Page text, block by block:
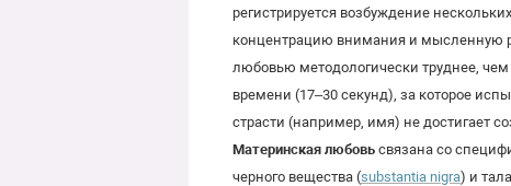
регистрируется возбуждение
концентрацию внимания и мысленную
любовью методологически труднее,
времени (17–30 секунд), за которое
страсти (например, имя) не достигает
Материнская любовь связана со
черного вещества (substantia nigra) и